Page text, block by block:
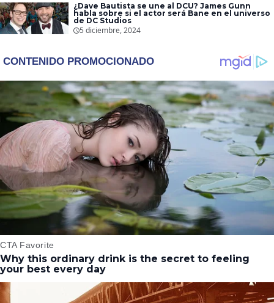
¿Dave Bautista se une al DCU? James Gunn
habla sobre si el actor será Bane en el universo
de DC Studios
5 diciembre, 2024